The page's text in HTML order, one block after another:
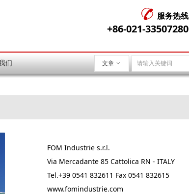
服务热线
+86-021-33507280
们 文章 ꀁ
FOM Industrie s.r.l.
Via Mercadante 85 Cattolica RN - ITALY
Tel.+39 0541 832611 Fax 0541 832615
www.fomindustrie.com